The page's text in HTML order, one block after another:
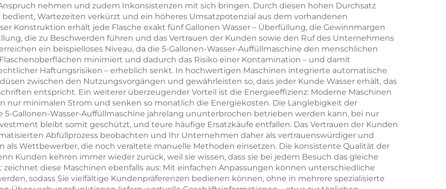
nehmen und zudem Inkonsistenzen mit sich bringen. Durch diesen hohen Durchsatz
Wartezeiten verkürzt und ein höheres Umsatzpotenzial aus dem vorhandenen
Konstruktion erhält jede Flasche exakt fünf Gallonen Wasser – Überfüllung, die Gewinnmargen
die zu Beschwerden führen und das Vertrauen der Kunden sowie den Ruf des Unternehmens
ein beispielloses Niveau, da die 5-Gallonen-Wasser-Auffüllmaschine den menschlichen
minimiert und dadurch das Risiko einer Kontamination – und damit
Haftungsrisiken – erheblich senkt. In hochwertigen Maschinen integrierte automatische
zwischen den Nutzungsvorgängen und gewährleisten so, dass jeder Kunde Wasser erhält, das
entspricht. Ein weiterer überzeugender Vorteil ist die Energieeffizienz: Moderne Maschinen
nur minimalen Strom und senken so monatlich die Energiekosten. Die Langlebigkeit der
Gallonen-Wasser-Auffüllmaschine jahrelang ununterbrochen betrieben werden kann, bei nur
bleibt somit geschützt, und teure häufige Ersatzkäufe entfallen. Das Vertrauen der Kunden
Abfüllprozess beobachten und Ihr Unternehmen daher als vertrauenswürdiger und
Wettbewerber, die noch veraltete manuelle Methoden einsetzen. Die konsistente Qualität der
Kunden kehren immer wieder zurück, weil sie wissen, dass sie bei jedem Besuch das gleiche
diese Maschinen ebenfalls aus: Mit einfachen Anpassungen können unterschiedliche
sodass Sie vielfältige Kundenpräferenzen bedienen können, ohne in mehrere spezialisierte